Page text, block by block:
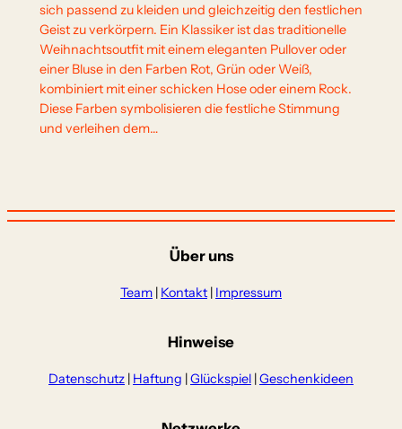
sich passend zu kleiden und gleichzeitig den festlichen
Geist zu verkörpern. Ein Klassiker ist das traditionelle
Weihnachtsoutfit mit einem eleganten Pullover oder
einer Bluse in den Farben Rot, Grün oder Weiß,
kombiniert mit einer schicken Hose oder einem Rock.
Diese Farben symbolisieren die festliche Stimmung
und verleihen dem…
Über uns
Team | Kontakt | Impressum
Hinweise
Datenschutz | Haftung |Glückspiel |Geschenkideen